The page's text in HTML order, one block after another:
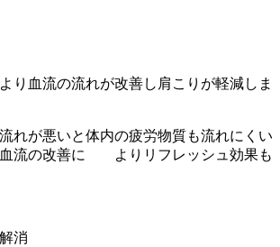
血流の流れが改善し肩こりが軽減しま
が悪いと体内の疲労物質も流れにくい
血流の改善に よりリフレッシュ効果も
消